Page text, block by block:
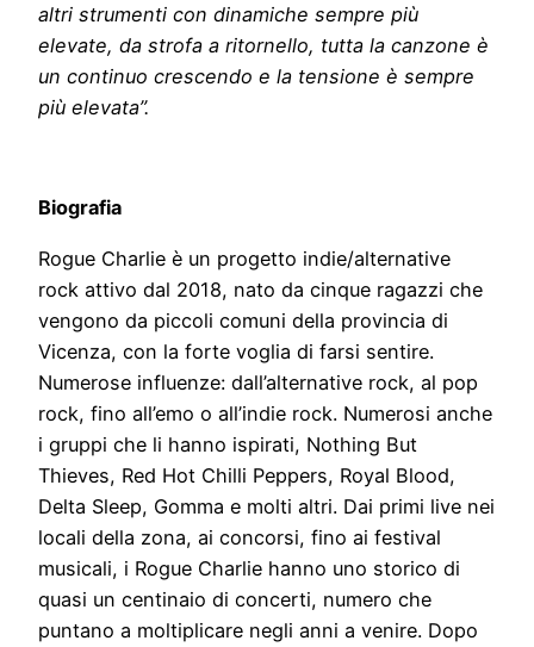
altri strumenti con dinamiche sempre più
elevate, da strofa a ritornello, tutta la canzone è
un continuo crescendo e la tensione è sempre
più elevata”.
Biografia
Rogue Charlie è un progetto indie/alternative
rock attivo dal 2018, nato da cinque ragazzi che
vengono da piccoli comuni della provincia di
Vicenza, con la forte voglia di farsi sentire.
Numerose influenze: dall’alternative rock, al pop
rock, fino all’emo o all’indie rock. Numerosi anche
i gruppi che li hanno ispirati, Nothing But
Thieves, Red Hot Chilli Peppers, Royal Blood,
Delta Sleep, Gomma e molti altri. Dai primi live nei
locali della zona, ai concorsi, fino ai festival
musicali, i Rogue Charlie hanno uno storico di
quasi un centinaio di concerti, numero che
puntano a moltiplicare negli anni a venire. Dopo